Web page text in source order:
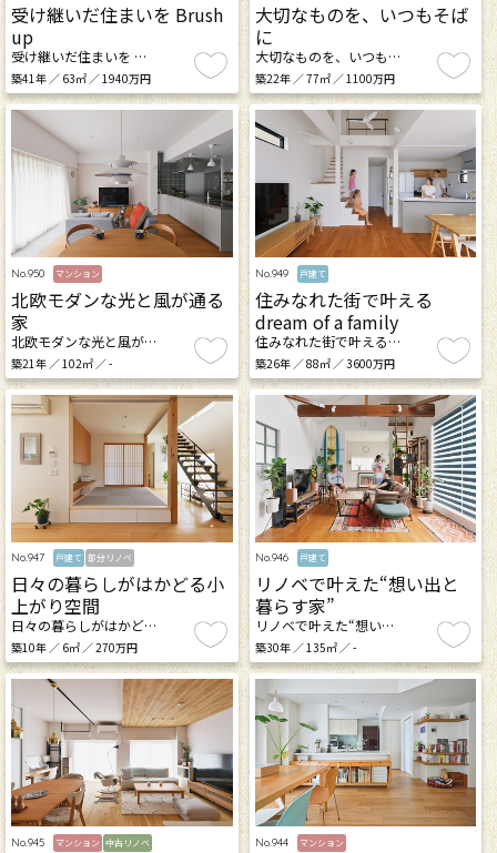
受け継いだ住まいを Brush
up
受け継いだ住まいを …
築41年 ／ 63㎡ ／ 1940万円
大切なものを、いつもそば
に
大切なものを、いつも…
築22年 ／ 77㎡ ／ 1100万円
No.950 マンション
北欧モダンな光と風が通る
家
北欧モダンな光と風が…
築21年 ／ 102㎡ ／ -
No.949 戸建て
住みなれた街で叶える
dream of a family
住みなれた街で叶える…
築26年 ／ 88㎡ ／ 3600万円
No.947 戸建て 部分リノベ
日々の暮らしがはかどる小
上がり空間
日々の暮らしがはかど…
築10年 ／ 6㎡ ／ 270万円
No.946 戸建て
リノベで叶えた“想い出と
暮らす家”
リノベで叶えた“想い…
築30年 ／ 135㎡ ／ -
No.945 マンション 中古リノベ No.944 マンション